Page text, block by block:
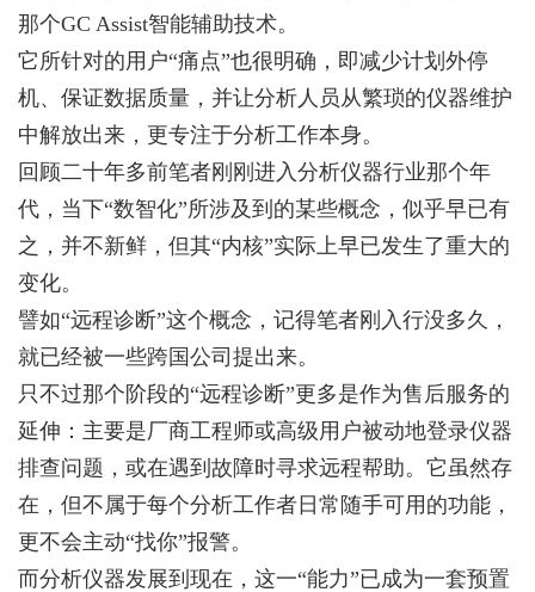
那个GC Assist智能辅助技术。
它所针对的用户“痛点”也很明确，即减少计划外停
机、保证数据质量，并让分析人员从繁琐的仪器维护
中解放出来，更专注于分析工作本身。
回顾二十年多前笔者刚刚进入分析仪器行业那个年
代，当下“数智化”所涉及到的某些概念，似乎早已有
之，并不新鲜，但其“内核”实际上早已发生了重大的
变化。
譬如“远程诊断”这个概念，记得笔者刚入行没多久，
就已经被一些跨国公司提出来。
只不过那个阶段的“远程诊断”更多是作为售后服务的
延伸：主要是厂商工程师或高级用户被动地登录仪器
排查问题，或在遇到故障时寻求远程帮助。它虽然存
在，但不属于每个分析工作者日常随手可用的功能，
更不会主动“找你”报警。
而分析仪器发展到现在，这一“能力”已成为一套预置